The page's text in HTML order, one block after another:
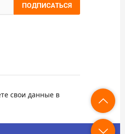
ПОДПИСАТЬСЯ
свои данные в